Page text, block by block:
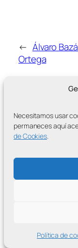
Necesitamos usar
permaneces aquí
de Cookies.
Política de
← Álvaro
Ortega
MÁS